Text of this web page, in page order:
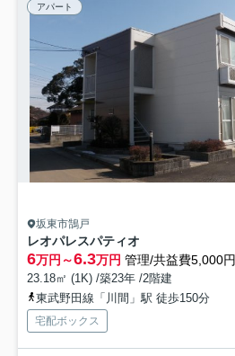
アパート
坂東市鵠戸
レオパレスパティオ
6万円～6.3万円 管理/共益費5,000円
23.18㎡ (1K) /築23年 /2階建
東武野田線「川間」駅 徒歩150分
宅配ボックス